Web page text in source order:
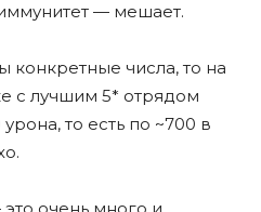
— мешает.
конкретные числа, то на
с лучшим 5* отрядом
то есть по ~700 в